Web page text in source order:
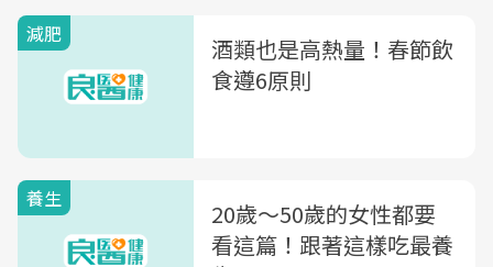
減肥
酒類也是高熱量！春節飲
食遵6原則
養生
20歲～50歲的女性都要
看這篇！跟著這樣吃最養